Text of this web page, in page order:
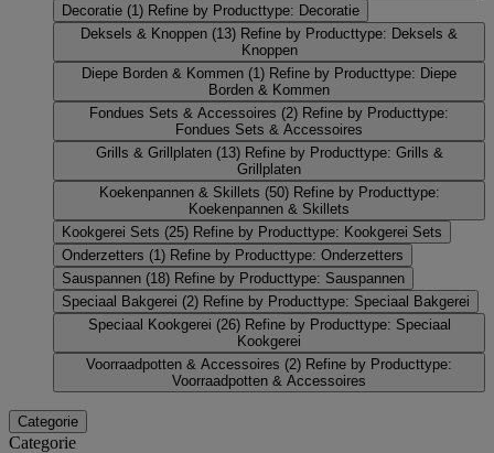
Decoratie (1) Refine by Producttype: Decoratie
Deksels & Knoppen (13) Refine by Producttype: Deksels &
Knoppen
Diepe Borden & Kommen (1) Refine by Producttype: Diepe
Borden & Kommen
Fondues Sets & Accessoires (2) Refine by Producttype:
Fondues Sets & Accessoires
Grills & Grillplaten (13) Refine by Producttype: Grills &
Grillplaten
Koekenpannen & Skillets (50) Refine by Producttype:
Koekenpannen & Skillets
Kookgerei Sets (25) Refine by Producttype: Kookgerei Sets
Onderzetters (1) Refine by Producttype: Onderzetters
Sauspannen (18) Refine by Producttype: Sauspannen
Speciaal Bakgerei (2) Refine by Producttype: Speciaal Bakgerei
Speciaal Kookgerei (26) Refine by Producttype: Speciaal
Kookgerei
Voorraadpotten & Accessoires (2) Refine by Producttype:
Voorraadpotten & Accessoires
Categorie
Categorie